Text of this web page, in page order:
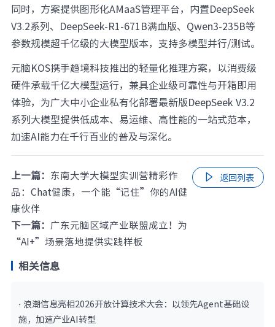
同时，方案提供图形化AMaaS管理平台，内置DeepSeek
V3.2系列、DeepSeek-R1-671B满血版、Qwen3-235B等
参数规模超千亿级的大模型版本，支持多模型并行/测试。
元脑KOS携手趋境科技推出的轻量化推理方案，以消费级
硬件承载千亿大模型运行，兼具企业级可靠性与开箱即用
体验，为广大中小企业私有化部署最新版DeepSeek V3.2
系列大模型提供低成本、易运维、高性能的一站式范本，
加速AI能力在千行百业的普及与深化。
上一篇： 东南大学大模型实训营精彩作
品：Chat健康，一个能“记住”你的AI健
康伙伴
下一篇： 广东元脑区域产业联盟成立！为
“AI+”场景落地提供实践样板
 返回列表
相关信息
· 浪潮信息亮相2026开放计算技术大会：以领先Agent基础设
施，加速产业AI转型